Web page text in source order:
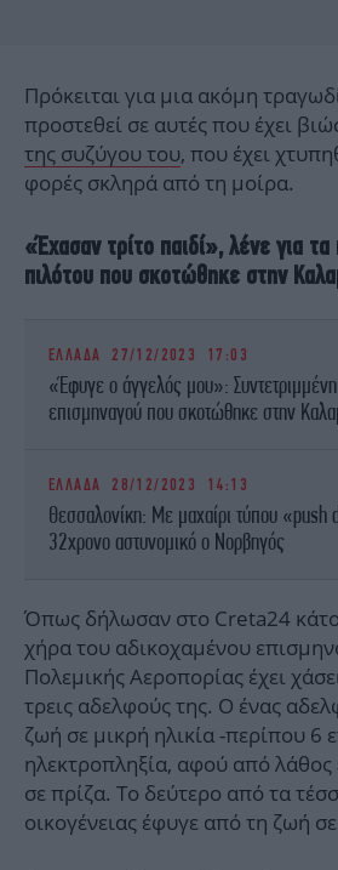
Πρόκειται για μια ακόμη
προστεθεί σε αυτές που έχει
της συζύγου του, που έχει
φορές σκληρά από τη μοίρα.
«Έχασαν τρίτο παιδί», λένε για
πιλότου που σκοτώθηκε στην
ΕΛΛΑΔΑ 27/12/2023 17:03
«Έφυγε ο άγγελός μου»:
επισμηναγού που σκοτώθηκε στην
ΕΛΛΑΔΑ 28/12/2023 14:13
Θεσσαλονίκη: Με μαχαίρι τύπου
32χρονο αστυνομικό ο Νορβηγός
Όπως δήλωσαν στο Creta24
χήρα του αδικοχαμένου
Πολεμικής Αεροπορίας έχει
τρεις αδελφούς της. Ο ένας
ζωή σε μικρή ηλικία -περίπου 6
ηλεκτροπληξία, αφού από λάθος
σε πρίζα. Το δεύτερο από τα
οικογένειας έφυγε από τη ζωή